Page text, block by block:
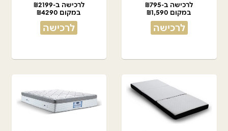
לרכישה ב-₪795
במקום ₪1,590
לרכישה
לרכישה ב-₪2199
במקום ₪4290
לרכישה